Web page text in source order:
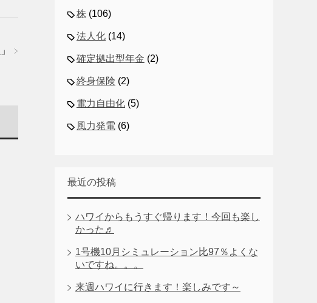
」
株 (106)
法人化 (14)
確定拠出型年金 (2)
終身保険 (2)
電力自由化 (5)
風力発電 (6)
最近の投稿
ハワイからもうすぐ帰ります！今回も楽し
かった♬
1号機10月シミュレーション比97％よくな
いですね。。。
来週ハワイに行きます！楽しみです～